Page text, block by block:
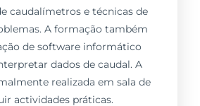
caudalímetros e técnicas de
A formação também
de software informático
dados de caudal. A
realizada em sala de
actividades práticas.